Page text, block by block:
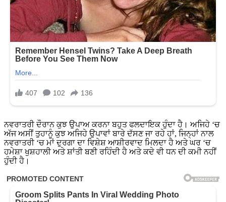
ਨਵਰਾਤਰੀ ਦੌਰਾਨ ਕੁਝ ਉਪਾਅ ਕਰਨਾ ਬਹੁਤ ਫਲਦਾਇਕ ਹੁੰਦਾ ਹੈ। ਅਜਿਹੇ ‘ਚ
ਅੱਜ ਅਸੀਂ ਤੁਹਾਨੂੰ ਕੁਝ ਅਜਿਹੇ ਉਪਾਵਾਂ ਬਾਰੇ ਦੱਸਣ ਜਾ ਰਹੇ ਹਾਂ, ਜਿਨ੍ਹਾਂ ਨਾਲ
ਨਵਰਾਤਰੀ ‘ਚ ਮਾਂ ਦੁਰਗਾ ਦਾ ਵਿਸ਼ੇਸ਼ ਆਸ਼ੀਰਵਾਦ ਮਿਲਦਾ ਹੈ ਅਤੇ ਘਰ ‘ਚ
ਹਮੇਸ਼ਾ ਖੁਸ਼ਹਾਲੀ ਅਤੇ ਸ਼ਾਂਤੀ ਬਣੀ ਰਹਿੰਦੀ ਹੈ ਅਤੇ ਕਦੇ ਵੀ ਧਨ ਦੀ ਕਮੀ ਨਹੀਂ
ਹੁੰਦੀ ਹੈ।